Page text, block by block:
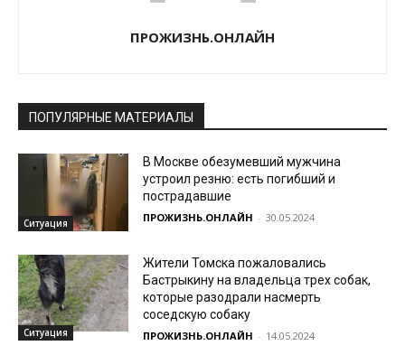
ПРОЖИЗНЬ.ОНЛАЙН
ПОПУЛЯРНЫЕ МАТЕРИАЛЫ
Ситуация
В Москве обезумевший мужчина
устроил резню: есть погибший и
пострадавшие
ПРОЖИЗНЬ.ОНЛАЙН - 30.05.2024
Ситуация
Жители Томска пожаловались
Бастрыкину на владельца трех собак,
которые разодрали насмерть
соседскую собаку
ПРОЖИЗНЬ.ОНЛАЙН - 14.05.2024